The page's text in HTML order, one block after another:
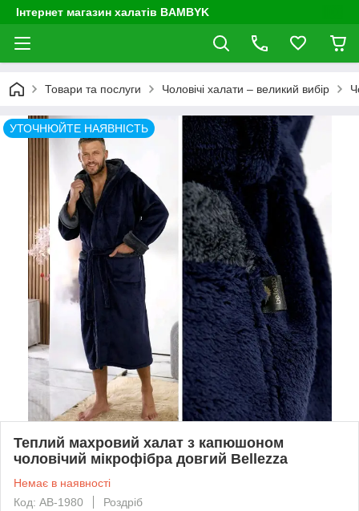
Інтернет магазин халатів BAMBYK
Товари та послуги Чоловічі халати – великий вибір
УТОЧНЮЙТЕ НАЯВНІСТЬ
Теплий махровий халат з капюшоном
чоловічий мікрофібра довгий Bellezza
Немає в наявності
Код: AB-1980
Роздріб